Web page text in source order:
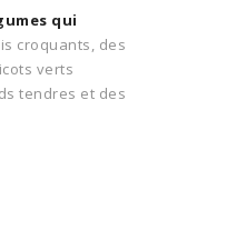
qui
croquants, des
verts
tendres et des